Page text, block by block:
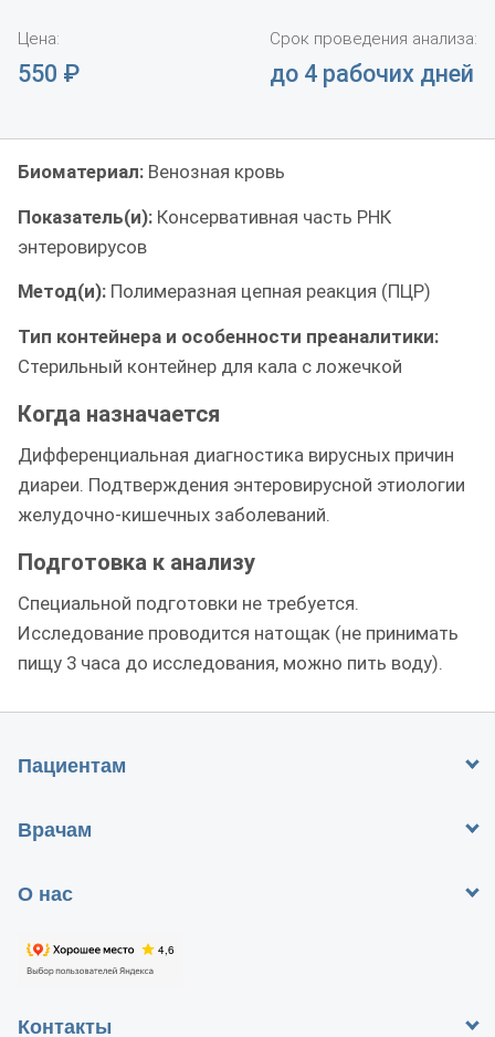
Цена:
550 ₽
Срок проведения анализа:
до 4 рабочих дней
Биоматериал: Венозная кровь
Показатель(и): Консервативная часть РНК
энтеровирусов
Метод(и): Полимеразная цепная реакция (ПЦР)
Тип контейнера и особенности преаналитики:
Стерильный контейнер для кала с ложечкой
Когда назначается
Дифференциальная диагностика вирусных причин
диареи. Подтверждения энтеровирусной этиологии
желудочно-кишечных заболеваний.
Подготовка к анализу
Специальной подготовки не требуется.
Исследование проводится натощак (не принимать
пищу 3 часа до исследования, можно пить воду).
Пациентам
Врачам
О нас
Контакты